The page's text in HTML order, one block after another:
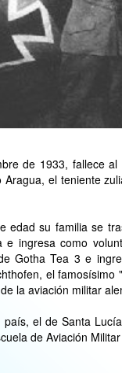
de 1933, fallece
Aragua, el teniente
edad su familia se
e ingresa como
Gotha Tea 3 e
el
la aviación militar
el de Santa
de Aviación